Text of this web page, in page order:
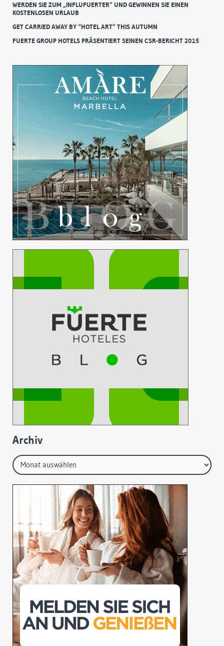
WERDEN SIE ZUM „INFLUFUERTER” UND GEWINNEN SIE EINEN
KOSTENLOSEN URLAUB
GET CARRIED AWAY BY “HOTEL ART” THIS AUTUMN
FUERTE GROUP HOTELS PRÄSENTIERT SEINEN CSR-BERICHT 2015
Archiv